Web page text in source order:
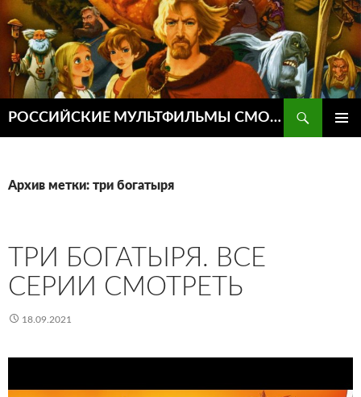
РОССИЙСКИЕ МУЛЬТФИЛЬМЫ СМОТРЕТЬ ОНЛАЙН
Архив метки: три богатыря
ТРИ БОГАТЫРЯ. ВСЕ
СЕРИИ СМОТРЕТЬ
18.09.2021